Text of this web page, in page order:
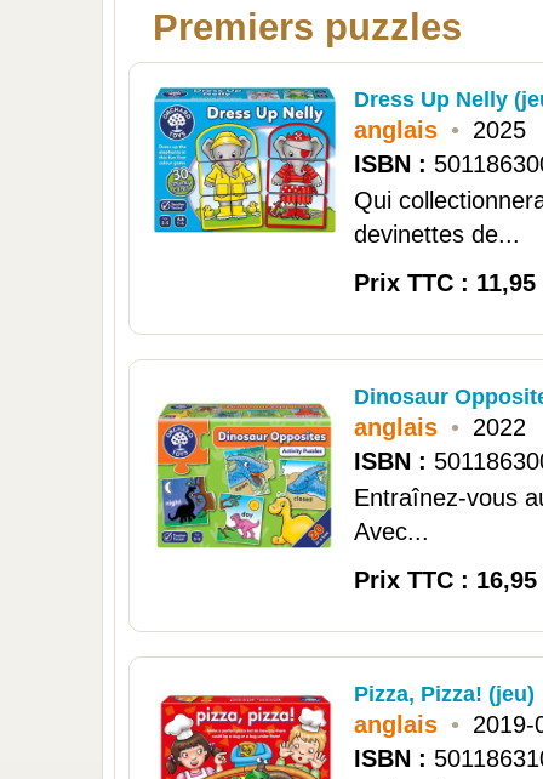
Premiers puzzles
Dress Up Nelly
anglais • 2025
ISBN :
Qui
devinettes de...
Prix TTC : 11,95
Dinosaur
anglais • 2022
ISBN :
Entraînez-vous
Avec...
Prix TTC : 16,95
Pizza, Pizza! (jeu)
anglais • 2019-
ISBN :